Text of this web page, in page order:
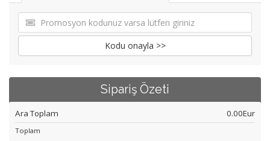
Kodu onayla >>
Sipariş Özeti
Ara Toplam 0.00Eur
Toplam